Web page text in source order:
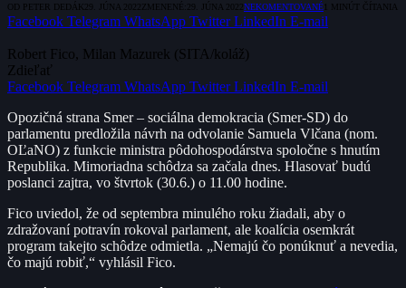
OD PETER DEDÁK 29. JÚNA 2022 ZMENENÉ: 29. JÚNA 2022 NEKOMENTOVANÉ1 MINÚT ČÍTANIA
Facebook Telegram WhatsApp Twitter LinkedIn E-mail
Robert Fico, Milan Mazurek (SITA/koláž)
Zdieľať
Facebook Telegram WhatsApp Twitter LinkedIn E-mail
Opozičná strana Smer – sociálna demokracia (Smer-SD) do
parlamentu predložila návrh na odvolanie Samuela Vlčana (nom.
OĽaNO) z funkcie ministra pôdohospodárstva spoločne s hnutím
Republika. Mimoriadna schôdza sa začala dnes. Hlasovať budú
poslanci zajtra, vo štvrtok (30.6.) o 11.00 hodine.
Fico uviedol, že od septembra minulého roku žiadali, aby o
zdražovaní potravín rokoval parlament, ale koalícia osemkrát
program takejto schôdze odmietla. „Nemajú čo ponúknuť a nevedia,
čo majú robiť,“ vyhlásil Fico.